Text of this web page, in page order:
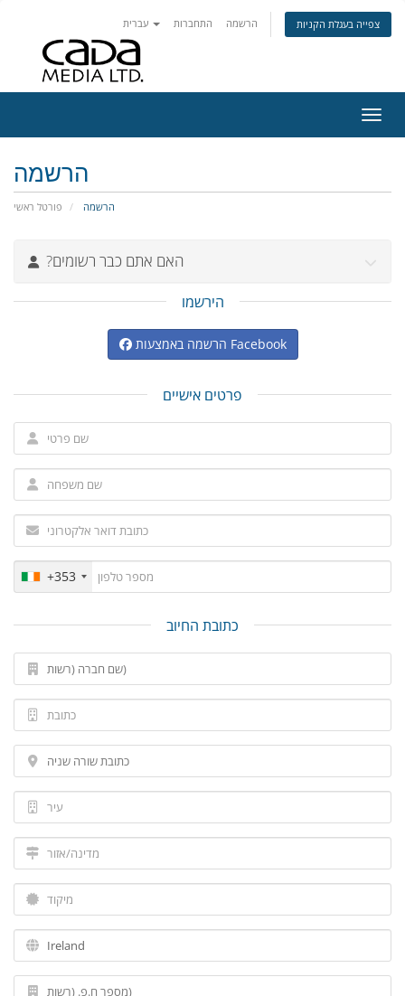
התחברות הרשמה צפייה בעגלת הקניות
הרשמה
פורטל ראשי הרשמה
?האם אתם כבר רשומים
הירשמו
הרשמה באמצעות Facebook
פרטים אישיים
+353
כתובת החיוב